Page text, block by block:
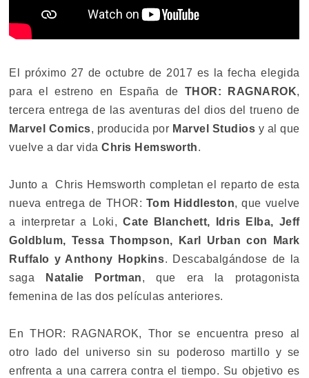
El próximo 27 de octubre de 2017 es la fecha elegida
para el estreno en España de THOR: RAGNAROK,
tercera entrega de las aventuras del dios del trueno de
Marvel Comics, producida por Marvel Studios y al que
vuelve a dar vidaChris Hemsworth.
Junto a Chris Hemsworth completan el reparto de esta
nueva entrega de THOR: Tom Hiddleston, que vuelve
a interpretar a Loki, Cate Blanchett, Idris Elba, Jeff
Goldblum, Tessa Thompson, Karl Urban con Mark
Ruffalo y Anthony Hopkins. Descabalgándose de la
saga
Natalie Portman, que era la protagonista
femenina de las dos películas anteriores.
En THOR: RAGNAROK, Thor se encuentra preso al
otro lado del universo sin su poderoso martillo y se
enfrenta a una carrera contra el tiempo. Su objetivo es